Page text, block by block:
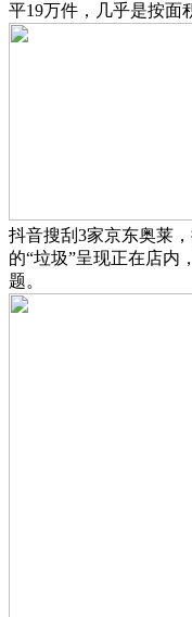
平19万件，几乎是按面
抖音搜刮3家京东奥莱
的“垃圾”呈现正在店内
题。